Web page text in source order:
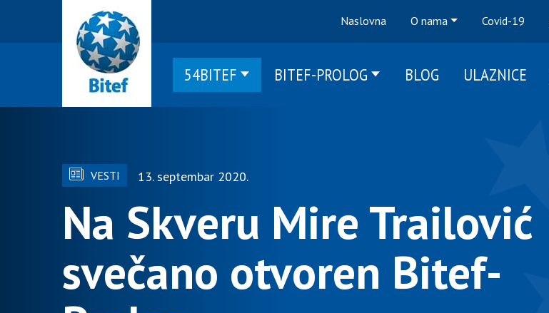
Naslovna O nama Covid-19
54BITEF BITEF-PROLOG BLOG ULAZNICE
VESTI 13. septembar 2020.
Na Skveru Mire Trailović
svečano otvoren Bitef-